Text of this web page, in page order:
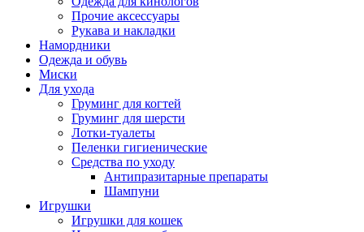
Прочие аксессуары
Рукава и накладки
Намордники
Одежда и обувь
Миски
Для ухода
Груминг для когтей
Груминг для шерсти
Лотки-туалеты
Пеленки гигиенические
Средства по уходу
Антипразитарные препараты
Шампуни
Игрушки
Игрушки для кошек